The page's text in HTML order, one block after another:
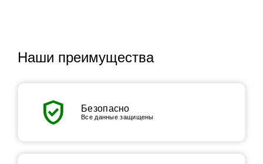
Наши преимущества
verified_user Безопасно
Все данные защищены